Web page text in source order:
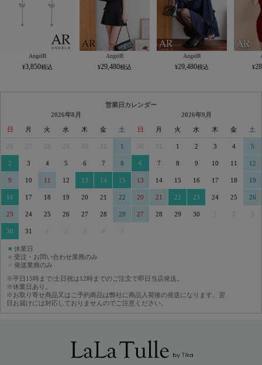
AngelR
3,850
AngelR
29,480
AngelR
29,480
営業日カレンダー
2026年8月
日 月 火 水 木 金 土
29 30 31 1
2 3 4 5 6 7 8
9 10 11 12 13 14 15
16 17 18 19 20 21 22
23 24 25 26 27 28 29
30 31 3 5
2026年9月
日 月 火 水 木 金 土
30 31 1 2 3 4 5
6 7 8 9 10 11 12
13 14 15 16 17 18 19
20 21 22 23 24 25 26
27 28 29 30 3
■ 休業日
■ 受注・お問い合わせ業務のみ
■ 発送業務のみ
※平日15時まで/土日祝は12時までのご注文で即日当店発送。
※休業日あり。
※お取り寄せ商品又はご予約商品は弊社に商品入荷後の発送になります。翌
日お届けには対応しておりませんのでご注意ください。